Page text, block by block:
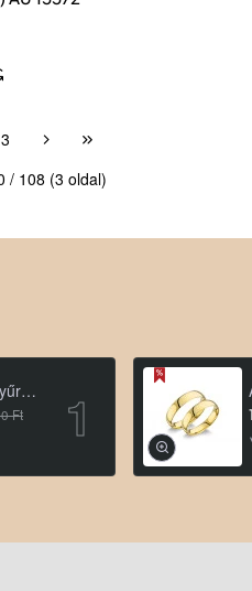
3
/ 108 (3 oldal)
Arany Karikagyűrű AU ROA66
Ft